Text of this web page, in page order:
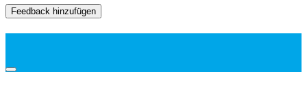
Feedback hinzufügen